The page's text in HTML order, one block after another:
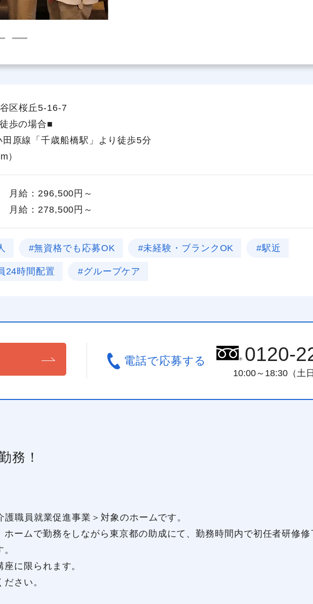
区桜丘5-16-7
歩の場合■
田原線「千歳船橋駅」より徒歩5分
）
月給：296,500円～
月給：278,500円～
#無資格でも応募OK #未経験・ブランクOK #駅近
24時間配置 #グループケア
電話で応募する 0120-
10:00～18:30（土
務！
職員就業促進事業＞対象のホームです。
ムで勤務をしながら東京都の助成にて、勤務時間内で初任者研修修
に限られます。
さい。